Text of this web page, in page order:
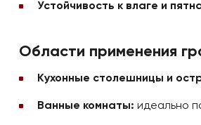
Устойчивость к влаге и
Области применения
Кухонные столешницы и
Ванные комнаты: идеально